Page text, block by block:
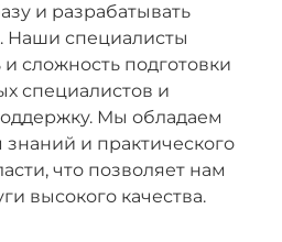
и разрабатывать
Наши специалисты
сложность подготовки
специалистов и
Мы обладаем
и практического
что позволяет нам
высокого качества.